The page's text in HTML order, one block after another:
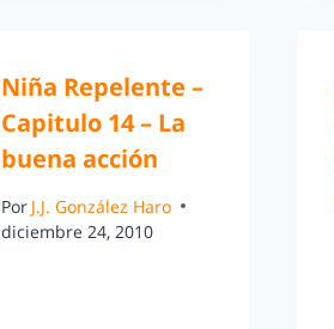
Niña Repelente –
Capitulo 14 – La
buena acción
Por J.J. González Haro
diciembre 24, 2010